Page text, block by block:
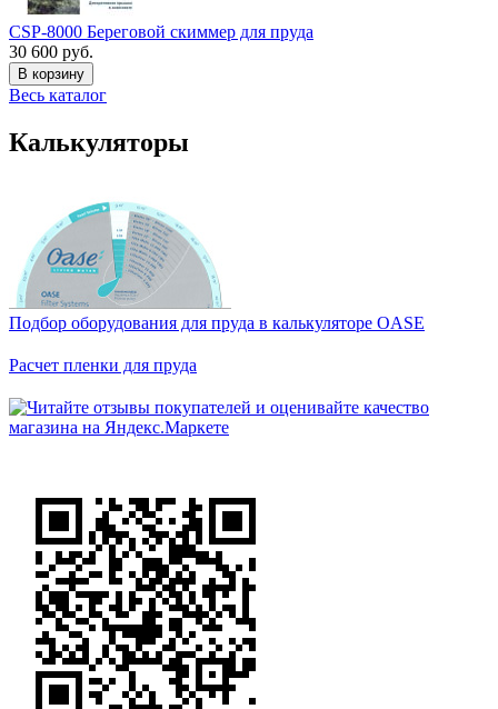
CSP-8000 Береговой скиммер для пруда
30 600 руб.
В корзину
Весь каталог
Калькуляторы
Подбор оборудования для пруда в калькуляторе OASE
Расчет пленки для пруда